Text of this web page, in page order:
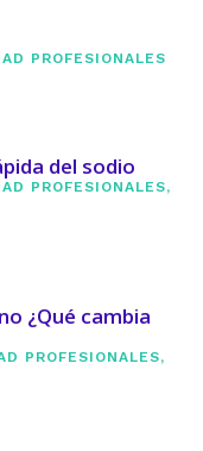
PROFESIONALES
del sodio
PROFESIONALES,
¿Qué cambia
PROFESIONALES,